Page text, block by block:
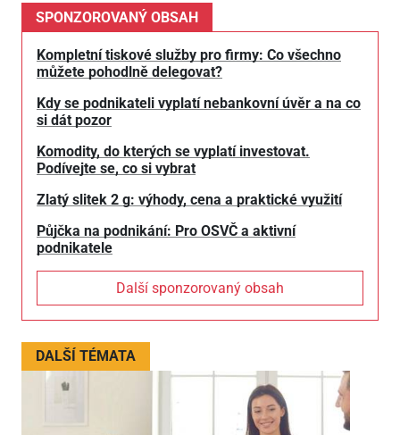
SPONZOROVANÝ OBSAH
Kompletní tiskové služby pro firmy: Co všechno
můžete pohodlně delegovat?
Kdy se podnikateli vyplatí nebankovní úvěr a na co
si dát pozor
Komodity, do kterých se vyplatí investovat.
Podívejte se, co si vybrat
Zlatý slitek 2 g: výhody, cena a praktické využití
Půjčka na podnikání: Pro OSVČ a aktivní
podnikatele
Další sponzorovaný obsah
DALŠÍ TÉMATA